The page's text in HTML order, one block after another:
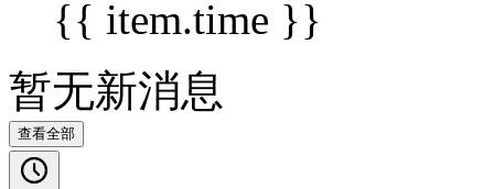
{{ item.time }}
暂无新消息
查看全部